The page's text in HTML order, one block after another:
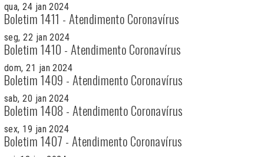
qua, 24 jan 2024
Boletim 1411 - Atendimento Coronavírus
seg, 22 jan 2024
Boletim 1410 - Atendimento Coronavírus
dom, 21 jan 2024
Boletim 1409 - Atendimento Coronavírus
sab, 20 jan 2024
Boletim 1408 - Atendimento Coronavírus
sex, 19 jan 2024
Boletim 1407 - Atendimento Coronavírus